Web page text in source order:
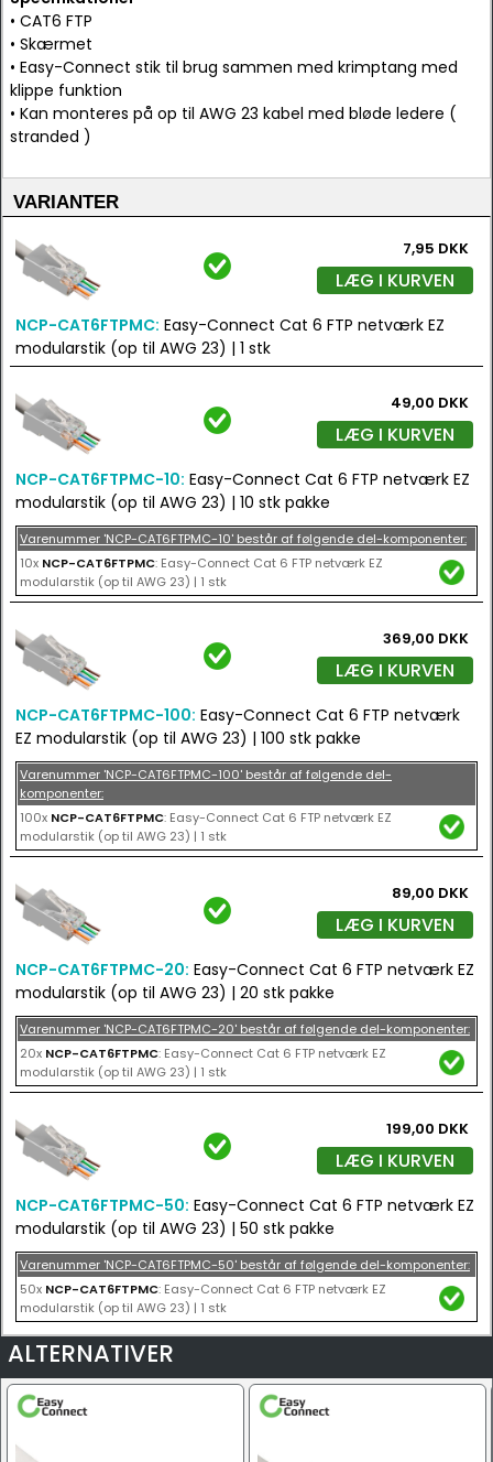
• CAT6 FTP
• Skærmet
• Easy-Connect stik til brug sammen med krimptang med
klippe funktion
• Kan monteres på op til AWG 23 kabel med bløde ledere (
stranded )
VARIANTER
7,95 DKK
LÆG I KURVEN
NCP-CAT6FTPMC: Easy-Connect Cat 6 FTP netværk EZ
modularstik (op til AWG 23) | 1 stk
49,00 DKK
LÆG I KURVEN
NCP-CAT6FTPMC-10: Easy-Connect Cat 6 FTP netværk EZ
modularstik (op til AWG 23) | 10 stk pakke
Varenummer 'NCP-CAT6FTPMC-10' består af følgende del-komponenter:
10x NCP-CAT6FTPMC: Easy-Connect Cat 6 FTP netværk EZ
modularstik (op til AWG 23) | 1 stk
369,00 DKK
LÆG I KURVEN
NCP-CAT6FTPMC-100: Easy-Connect Cat 6 FTP netværk
EZ modularstik (op til AWG 23) | 100 stk pakke
Varenummer 'NCP-CAT6FTPMC-100' består af følgende del-
komponenter:
100x NCP-CAT6FTPMC: Easy-Connect Cat 6 FTP netværk EZ
modularstik (op til AWG 23) | 1 stk
89,00 DKK
LÆG I KURVEN
NCP-CAT6FTPMC-20: Easy-Connect Cat 6 FTP netværk EZ
modularstik (op til AWG 23) | 20 stk pakke
Varenummer 'NCP-CAT6FTPMC-20' består af følgende del-komponenter:
20x NCP-CAT6FTPMC: Easy-Connect Cat 6 FTP netværk EZ
modularstik (op til AWG 23) | 1 stk
199,00 DKK
LÆG I KURVEN
NCP-CAT6FTPMC-50: Easy-Connect Cat 6 FTP netværk EZ
modularstik (op til AWG 23) | 50 stk pakke
Varenummer 'NCP-CAT6FTPMC-50' består af følgende del-komponenter:
50x NCP-CAT6FTPMC: Easy-Connect Cat 6 FTP netværk EZ
modularstik (op til AWG 23) | 1 stk
ALTERNATIVER